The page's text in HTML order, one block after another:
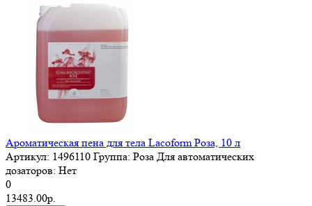
Ароматическая пена для тела Lacoform Роза, 10 л
Артикул: 1496110 Группа: Роза Для автоматических
дозаторов: Нет
0
13483.00р.